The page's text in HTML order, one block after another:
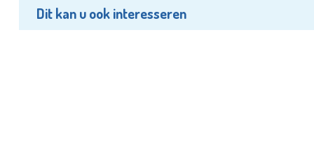
Dit kan u ook interesseren